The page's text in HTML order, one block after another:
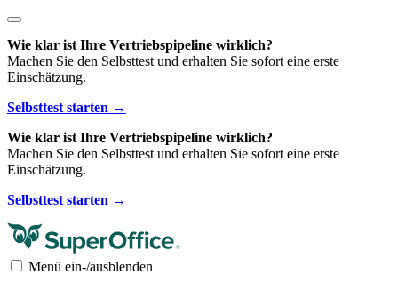
Wie klar ist Ihre Vertriebspipeline wirklich?
Machen Sie den Selbsttest und erhalten Sie sofort eine erste
Einschätzung.
Selbsttest starten →
Wie klar ist Ihre Vertriebspipeline wirklich?
Machen Sie den Selbsttest und erhalten Sie sofort eine erste
Einschätzung.
Selbsttest starten →
Menü ein-/ausblenden